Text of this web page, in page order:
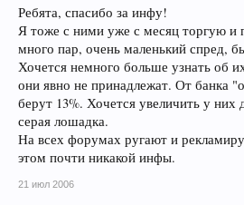
Ребята, спасибо за инфу!
Я тоже с ними уже с месяц торгую и
много пар, очень маленький спред,
Хочется немного больше узнать об
они явно не принадлежат. От банка
берут 13%. Хочется увеличить у них
серая лошадка.
На всех форумах ругают и
этом почти никакой инфы.
21 июл 2006